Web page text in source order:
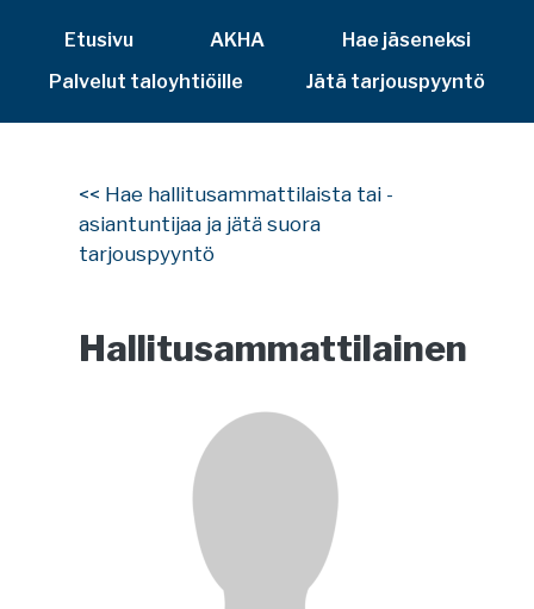
Etusivu AKHA
Hae jäseneksi
Palvelut taloyhtiöille
Jätä tarjouspyyntö
<< Hae hallitusammattilaista tai -
asiantuntijaa ja jätä suora
tarjouspyyntö
Hallitusammattilainen